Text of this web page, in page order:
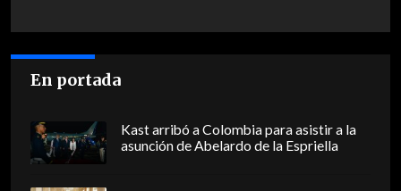
En portada
Kast arribó a Colombia para asistir a la
asunción de Abelardo de la Espriella